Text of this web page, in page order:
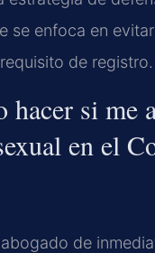
se enfoca en
de registro.
hacer si me
en el
de